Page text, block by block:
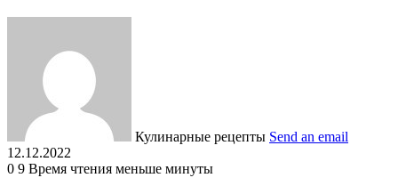
Кулинарные рецепты Send an email
12.12.2022
0 9 Время чтения меньше минуты